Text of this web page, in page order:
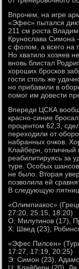
Впрочем, на игре
«Эфес» пытался
211 см роста
Крунослава Симона
с фолом, а всего на
Но хватило хозяев
вновь блистал
хороших бросков
гости столь же
но прибавили в
помог им довести
Впереди ЦСКА
красно-синие
процентом 62,3,
переходили от
набранных очков.
Клайберн, отличный
реабилитируясь за
туре. Особых
не было. Вторая
позволила ей
В следующую
«Олимпиакос»
27:20, 25:15, 18:20)
О: Милутинов (17),
Х: Швед (23),
«Эфес Пилсен»
17:27, 17:19, 20:25)
Э: Симон (23),